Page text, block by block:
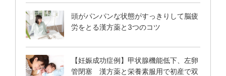
頭がパンパンな状態がすっきりして脳疲
労をとる漢方薬と3つのコツ
【妊娠成功症例】甲状腺機能低下、左卵
管閉塞 漢方薬と栄養素服用で初産で双